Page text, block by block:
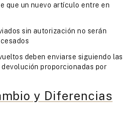
que un nuevo artículo entre en
sin autorización no serán
deben enviarse siguiendo las
proporcionadas por
y Diferencias